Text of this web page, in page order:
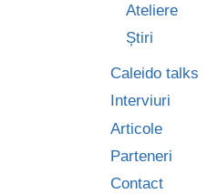
Ateliere
Știri
Caleido talks
Interviuri
Articole
Parteneri
Contact